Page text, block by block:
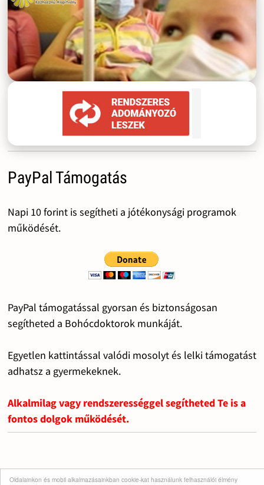
Oldalainkon és mobil alkalmazásainkban cookie-kat használunk felhasználói élmény
PayPal Támogatás
Napi 10 forint is segítheti a jótékonysági programok
működését.
PayPal támogatással gyorsan és biztonságosan
segítheted a Bohócdoktorok munkáját.
Egyetlen kattintással valódi mosolyt és lelki támogatást
adhatsz a gyermekeknek.
Alkalmilag vagy rendszerességgel segítheted Te is a
fontos dolgok működését.